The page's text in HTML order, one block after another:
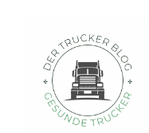
springen